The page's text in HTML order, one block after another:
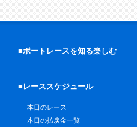
■ボートレースを知る楽しむ
■レーススケジュール
本日のレース
本日の払戻金一覧